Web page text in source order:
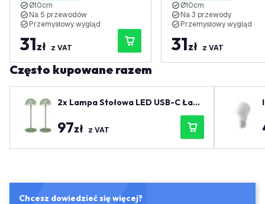
Ø10cm
Na 5 przewodów
Przemysłowy wygląd
31zł z VAT
Ø10cm
Na 3 przewody
Przemysłowy wygląd
31zł z VAT
Często kupowane razem
2x Lampa Stołowa LED USB-C Łado
walna – Szałwiowa Zieleń – 110 Lum
enów – 2700K–5000K – IP54 – Aku
97zł z VAT
Chcesz dowiedzieć się więcej?